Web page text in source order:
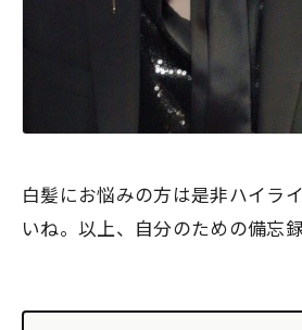
白髪にお悩みの方は是非ハイラ
いね。以上、自分のための備忘録